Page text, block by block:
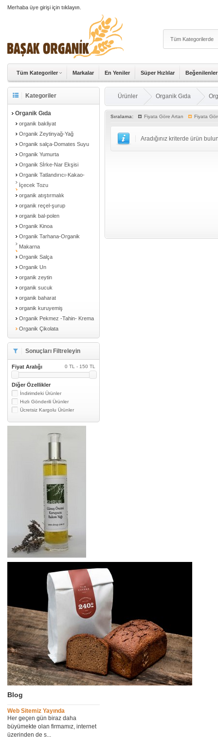
Merhaba üye girişi için tıklayın
Tüm Kategoriler Markalar En Yeniler Süper Hızlılar Beğenilenler
Kategoriler
Organik Gıda
organik bakliyat
Organik Zeytinyağ-Yağ
Organik salça-Domates Suyu
Organik Yumurta
Organik Sİrke-Nar Ekşisi
Organik Tatlandırıcı-Kakao-
İçecek Tozu
organik atıştırmalık
organik reçel-şurup
organik bal-polen
Organik Kinoa
Organik Tarhana-Organik
Makarna
Organik Salça
Organik Un
organik zeytin
organik sucuk
organik baharat
organik kuruyemiş
Organik Pekmez -Tahin- Krema
Organik Çikolata
Sonuçları Filtreleyin
Fiyat Aralığı 0 TL - 150 TL
Diğer Özellikler
İndirimdeki Ürünler
Hızlı Gönderili Ürünler
Ücretsiz Kargolu Ürünler
Blog
Web Sitemiz Yayında
Her geçen gün biraz daha
büyümekte olan firmamız, internet
üzerinden de s...
Ürünler Organik Gıda
Sıralama: Fiyata Göre Artan Fiyata
Aradığınız kriterde ürün